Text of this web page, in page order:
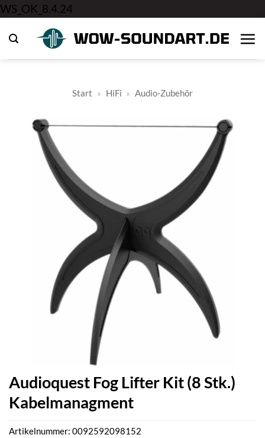
WS_OK_8.4.24
springen
Start » HiFi » Audio-Zubehör
Audioquest Fog Lifter Kit (8 Stk.)
Kabelmanagment
Artikelnummer: 0092592098152